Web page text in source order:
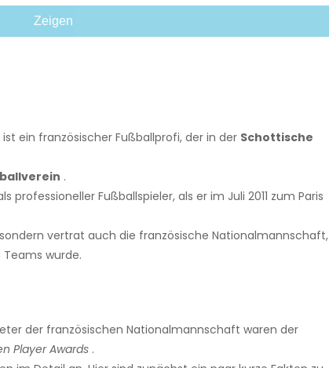
Zeigen
ein französischer Fußballprofi, der in der Schottische
.
professioneller Fußballspieler, als er im Juli 2011 zum Paris
vertrat auch die französische Nationalmannschaft,
wurde.
der französischen Nationalmannschaft waren der
Player Awards .